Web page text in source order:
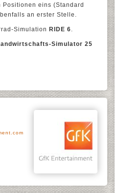
eins (Standard
an erster Stelle.
Simulation RIDE 6.
Simulator 25